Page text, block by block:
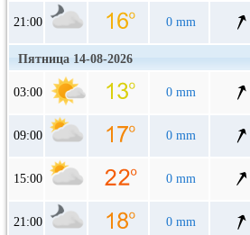
21:00 0 mm
Пятница 14-08-2026
03:00 0 mm
09:00 0 mm
15:00 0 mm
21:00 0 mm